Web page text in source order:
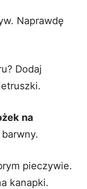
Naprawdę
Dodaj
na
pieczywie.
kanapki.